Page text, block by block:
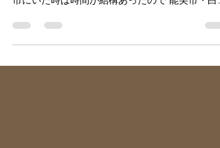
て５月に福井県坂井市に戻ってきました。 白
市にいた時は時間が結構あったので 能美市・白